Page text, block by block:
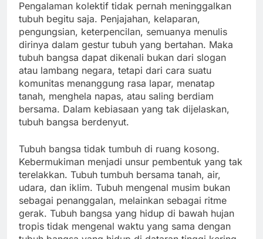
Pengalaman kolektif tidak pernah meninggalkan
tubuh begitu saja. Penjajahan, kelaparan,
pengungsian, keterpencilan, semuanya menulis
dirinya dalam gestur tubuh yang bertahan. Maka
tubuh bangsa dapat dikenali bukan dari slogan
atau lambang negara, tetapi dari cara suatu
komunitas menanggung rasa lapar, menatap
tanah, menghela napas, atau saling berdiam
bersama. Dalam kebiasaan yang tak dijelaskan,
tubuh bangsa berdenyut.
Tubuh bangsa tidak tumbuh di ruang kosong.
Kebermukiman menjadi unsur pembentuk yang tak
terelakkan. Tubuh tumbuh bersama tanah, air,
udara, dan iklim. Tubuh mengenal musim bukan
sebagai penanggalan, melainkan sebagai ritme
gerak. Tubuh bangsa yang hidup di bawah hujan
tropis tidak mengenal waktu yang sama dengan